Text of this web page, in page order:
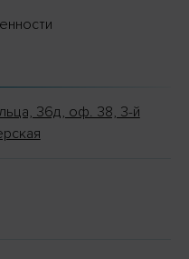
36д, оф. 38, 3-й